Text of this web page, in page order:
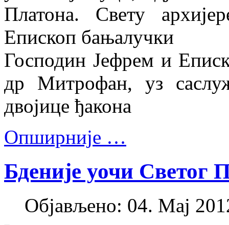
Платона. Свету
Епископ бањалучки
Господин Јефрем и
др Митрофан, уз
двојице ђакона
Опширније …
Бденије уочи Светог
Објављено: 04. Мај